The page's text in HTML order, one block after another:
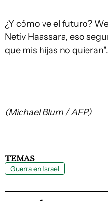
¿Y cómo ve el futuro?
Netiv Haassara, eso
que mis hijas no quieran".
(Michael Blum / AFP)
TEMAS
Guerra en Israel